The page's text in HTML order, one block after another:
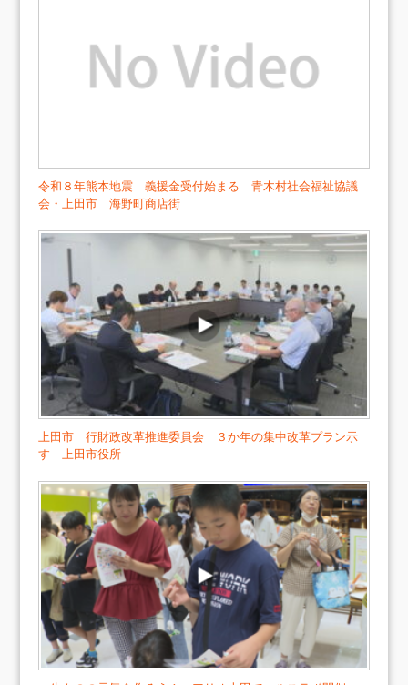
令和８年熊本地震 義援金受付始まる 青木村社会福祉協議
会・上田市 海野町商店街
上田市 行財政改革推進委員会 ３か年の集中改革プラン示
す 上田市役所